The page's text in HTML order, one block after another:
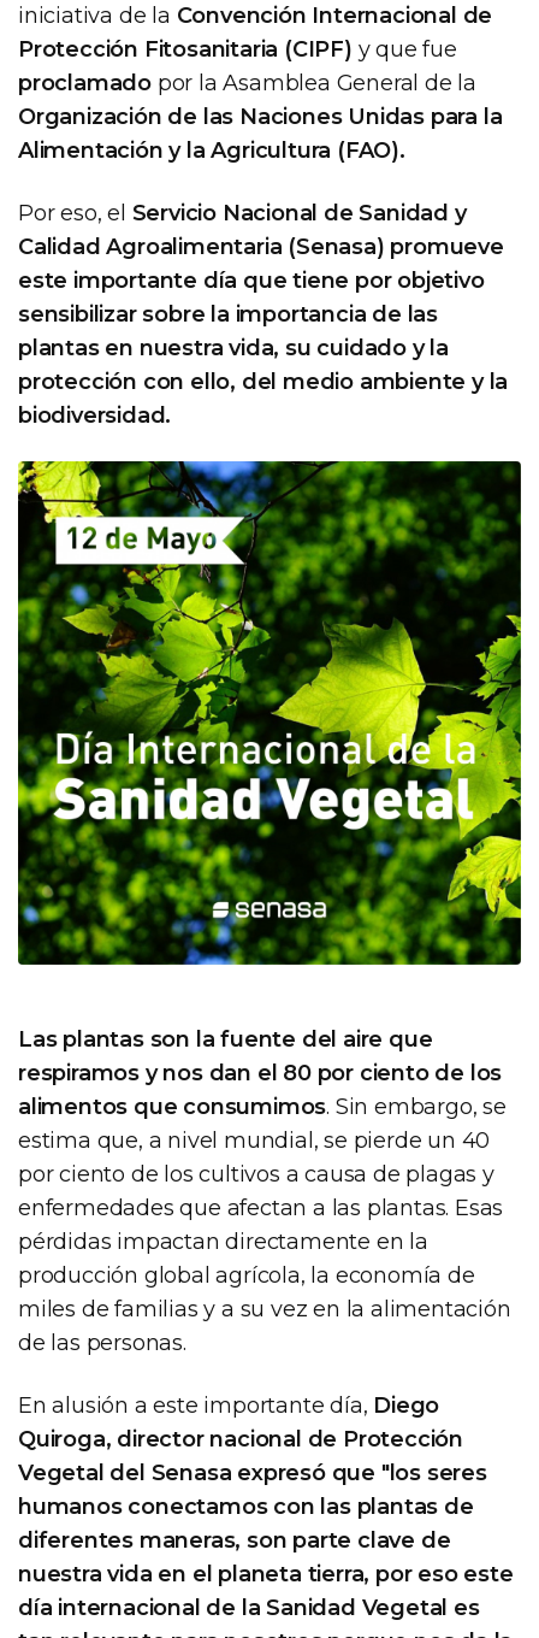
iniciativa de la Convención Internacional de
Protección Fitosanitaria (CIPF) y que fue
proclamado por la Asamblea General de la
Organización de las Naciones Unidas para la
Alimentación y la Agricultura (FAO).
Por eso, el Servicio Nacional de Sanidad y
Calidad Agroalimentaria (Senasa) promueve
este importante día que tiene por objetivo
sensibilizar sobre la importancia de las
plantas en nuestra vida, su cuidado y la
protección con ello, del medio ambiente y la
biodiversidad.
Las plantas son la fuente del aire que
respiramos y nos dan el 80 por ciento de los
alimentos que consumimos. Sin embargo, se
estima que, a nivel mundial, se pierde un 40
por ciento de los cultivos a causa de plagas y
enfermedades que afectan a las plantas. Esas
pérdidas impactan directamente en la
producción global agrícola, la economía de
miles de familias y a su vez en la alimentación
de las personas.
En alusión a este importante día, Diego
Quiroga, director nacional de Protección
Vegetal del Senasa expresó que "los seres
humanos conectamos con las plantas de
diferentes maneras, son parte clave de
nuestra vida en el planeta tierra, por eso este
día internacional de la Sanidad Vegetal es